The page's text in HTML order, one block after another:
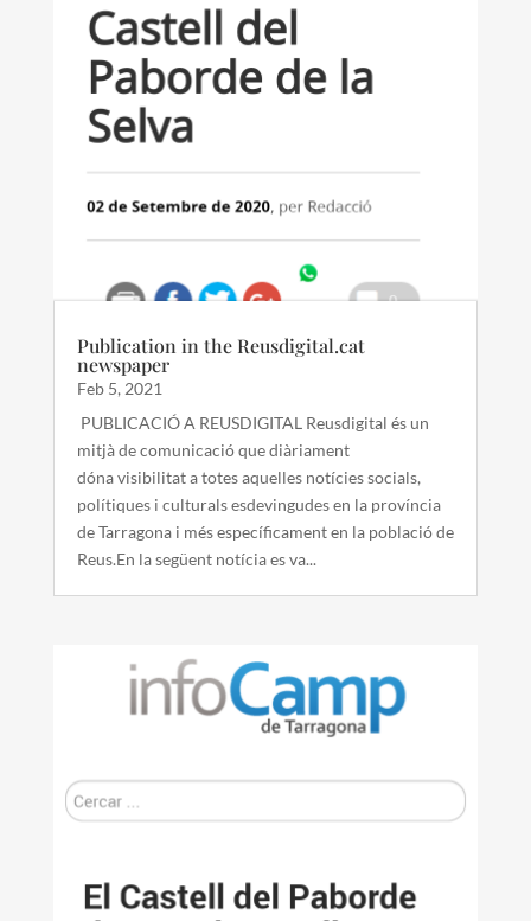
Publication in the Reusdigital.cat
newspaper
Feb 5, 2021
PUBLICACIÓ A REUSDIGITAL Reusdigital és un
mitjà de comunicació que diàriament
dóna visibilitat a totes aquelles notícies socials,
polítiques i culturals esdevingudes en la província
de Tarragona i més específicament en la població de
Reus.En la següent notícia es va...